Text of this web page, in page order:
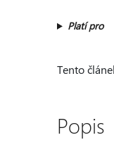
Platí pro
Tento
Popis